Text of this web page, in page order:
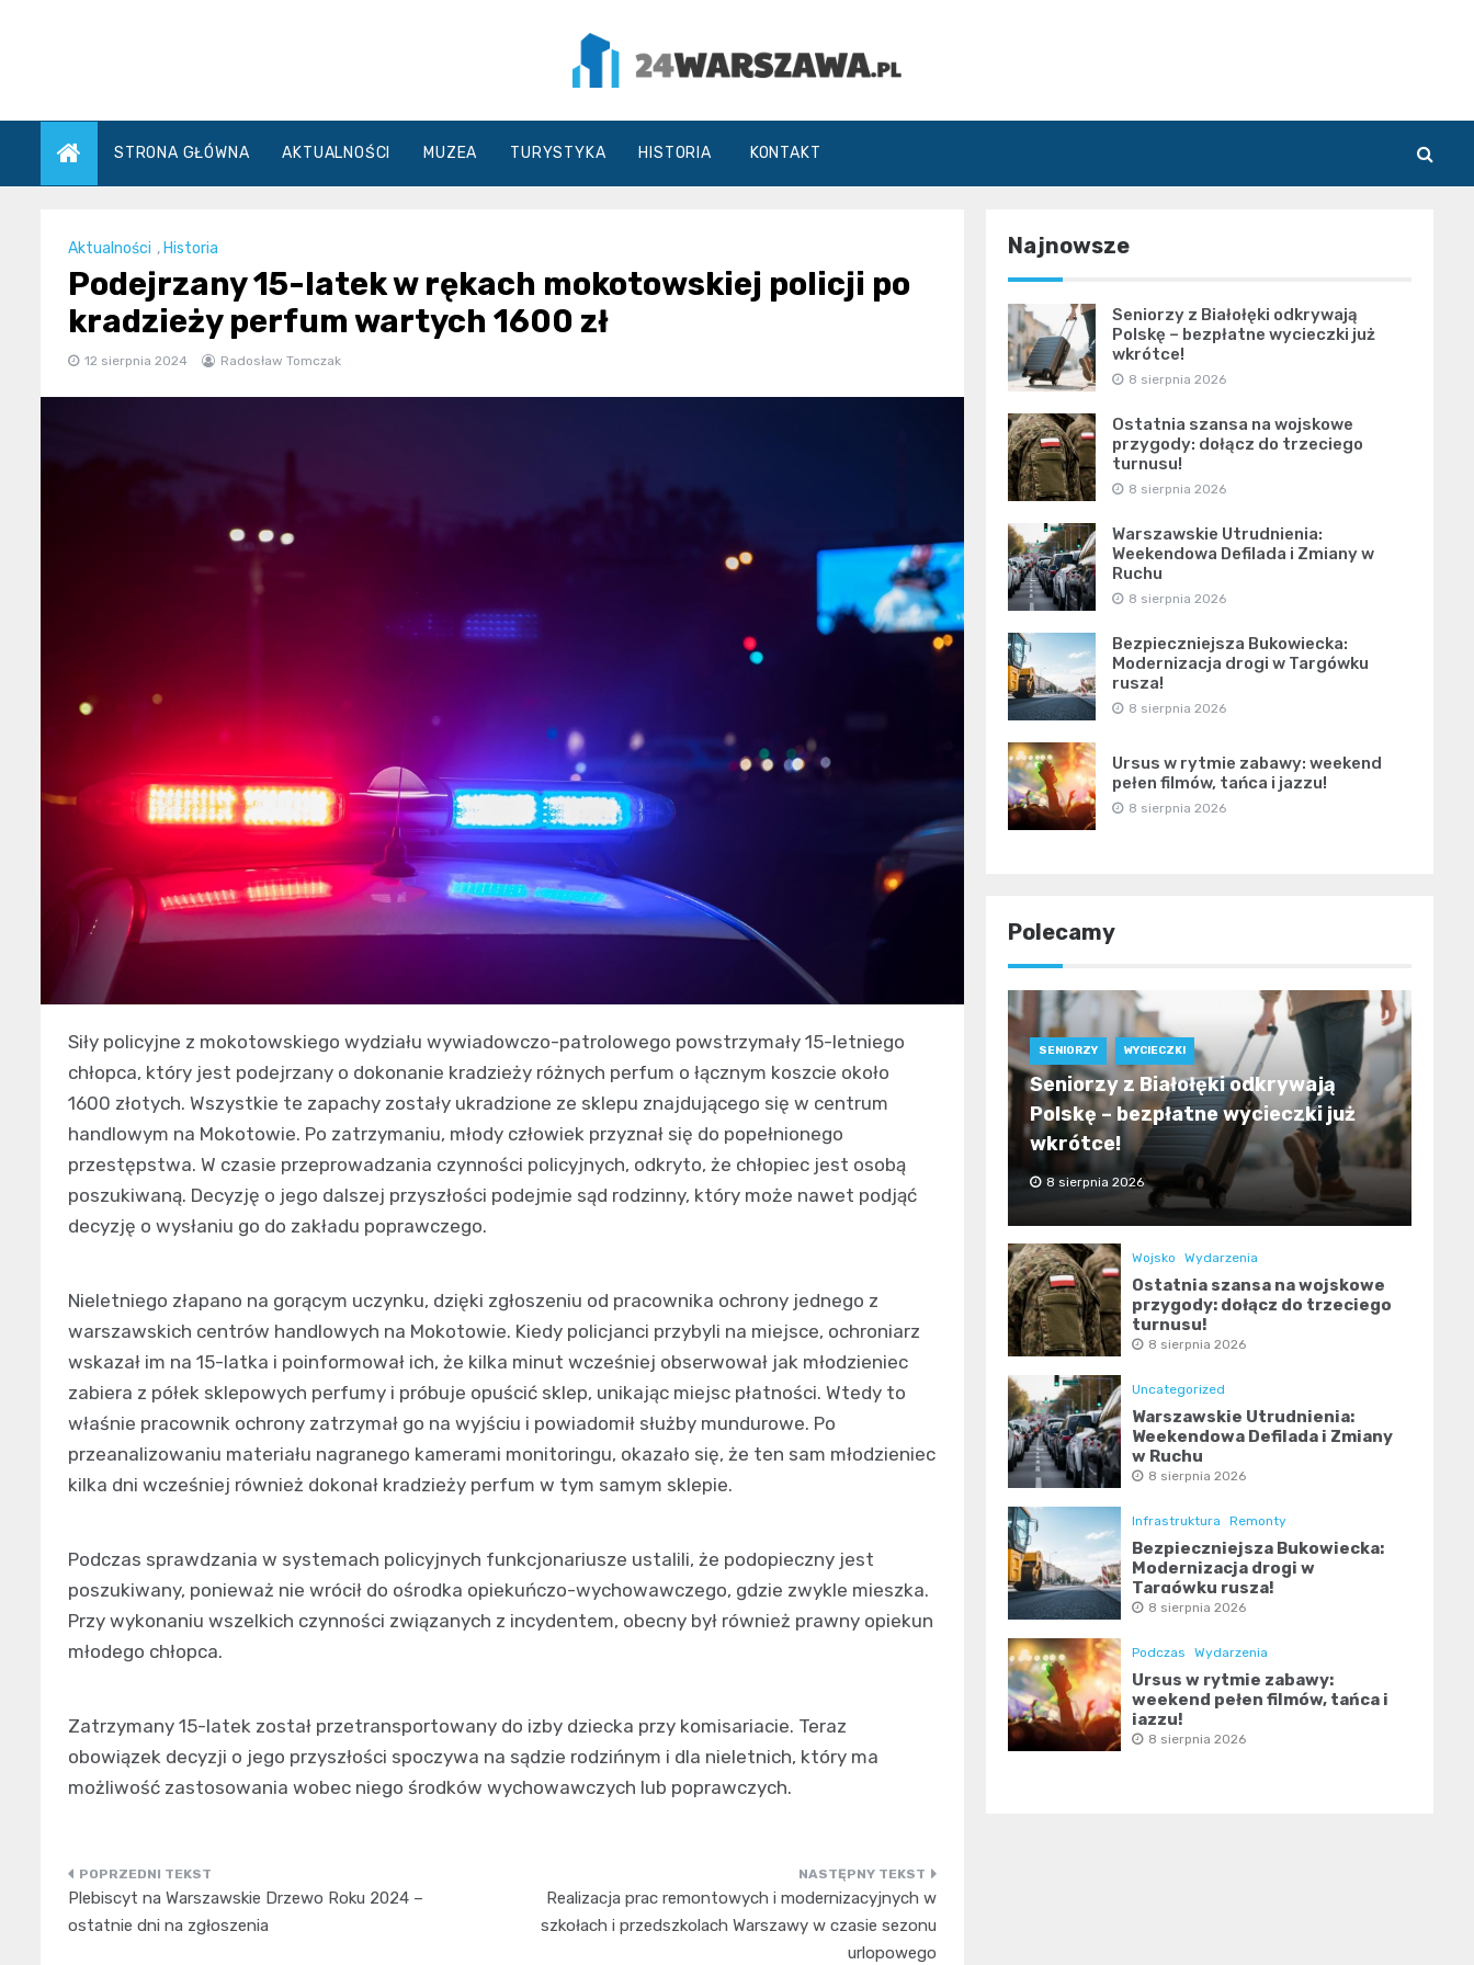
24Warszawa.pl
STRONA GŁÓWNA AKTUALNOŚCI MUZEA TURYSTYKA HISTORIA KONTAKT
Aktualności , Historia
Podejrzany 15-latek w rękach mokotowskiej policji po
kradzieży perfum wartych 1600 zł
12 sierpnia 2024 Radosław Tomczak
Siły policyjne z mokotowskiego wydziału wywiadowczo-patrolowego powstrzymały 15-letniego
chłopca, który jest podejrzany o dokonanie kradzieży różnych perfum o łącznym koszcie około
1600 złotych. Wszystkie te zapachy zostały ukradzione ze sklepu znajdującego się w centrum
handlowym na Mokotowie. Po zatrzymaniu, młody człowiek przyznał się do popełnionego
przestępstwa. W czasie przeprowadzania czynności policyjnych, odkryto, że chłopiec jest osobą
poszukiwaną. Decyzję o jego dalszej przyszłości podejmie sąd rodzinny, który może nawet podjąć
decyzję o wysłaniu go do zakładu poprawczego.
Nieletniego złapano na gorącym uczynku, dzięki zgłoszeniu od pracownika ochrony jednego z
warszawskich centrów handlowych na Mokotowie. Kiedy policjanci przybyli na miejsce, ochroniarz
wskazał im na 15-latka i poinformował ich, że kilka minut wcześniej obserwował jak młodzieniec
zabiera z półek sklepowych perfumy i próbuje opuścić sklep, unikając miejsc płatności. Wtedy to
właśnie pracownik ochrony zatrzymał go na wyjściu i powiadomił służby mundurowe. Po
przeanalizowaniu materiału nagranego kamerami monitoringu, okazało się, że ten sam młodzieniec
kilka dni wcześniej również dokonał kradzieży perfum w tym samym sklepie.
Podczas sprawdzania w systemach policyjnych funkcjonariusze ustalili, że podopieczny jest
poszukiwany, ponieważ nie wrócił do ośrodka opiekuńczo-wychowawczego, gdzie zwykle mieszka.
Przy wykonaniu wszelkich czynności związanych z incydentem, obecny był również prawny opiekun
młodego chłopca.
Zatrzymany 15-latek został przetransportowany do izby dziecka przy komisariacie. Teraz
obowiązek decyzji o jego przyszłości spoczywa na sądzie rodzińnym i dla nieletnich, który ma
możliwość zastosowania wobec niego środków wychowawczych lub poprawczych.
Nawigacja
wpisu
Plebiscyt na Warszawskie Drzewo Roku 2024 –
ostatnie dni na zgłoszenia
Realizacja prac remontowych i modernizacyjnych w
szkołach i przedszkolach Warszawy w czasie sezonu
urlopowego
Najnowsze
Seniorzy z Białołęki odkrywają
Polskę – bezpłatne wycieczki już
wkrótce!
8 sierpnia 2026
Ostatnia szansa na wojskowe
przygody: dołącz do trzeciego
turnusu!
8 sierpnia 2026
Warszawskie Utrudnienia:
Weekendowa Defilada i Zmiany w
Ruchu
8 sierpnia 2026
Bezpieczniejsza Bukowiecka:
Modernizacja drogi w Targówku
rusza!
8 sierpnia 2026
Ursus w rytmie zabawy: weekend
pełen filmów, tańca i jazzu!
8 sierpnia 2026
Polecamy
SENIORZY WYCIECZKI
Seniorzy z Białołęki odkrywają
Polskę – bezpłatne wycieczki już
wkrótce!
8 sierpnia 2026
Wojsko Wydarzenia
Ostatnia szansa na wojskowe
przygody: dołącz do trzeciego
turnusu!
8 sierpnia 2026
Uncategorized
Warszawskie Utrudnienia:
Weekendowa Defilada i Zmiany
w Ruchu
8 sierpnia 2026
Infrastruktura Remonty
Bezpieczniejsza Bukowiecka:
Modernizacja drogi w
Targówku rusza!
8 sierpnia 2026
Podczas Wydarzenia
Ursus w rytmie zabawy:
weekend pełen filmów, tańca i
jazzu!
8 sierpnia 2026